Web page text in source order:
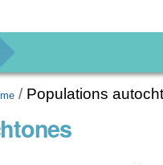
/ Populations